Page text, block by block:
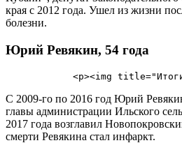
края с 2012 года. Ушел из жизни
болезни.
Юрий Ревякин, 54 года
С 2009-го по 2016 год Юрий
главы администрации Ильского
2017 года возглавил
смерти Ревякина стал инфаркт.